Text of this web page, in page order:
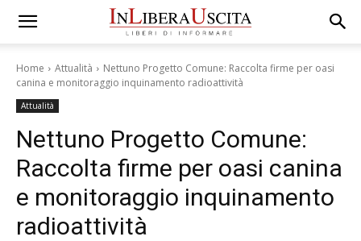
Home Attualità
Nettuno Progetto Comune: Raccolta firme per oasi
canina e monitoraggio inquinamento radioattività
Attualità
Nettuno Progetto Comune:
Raccolta firme per oasi canina
e monitoraggio inquinamento
radioattività